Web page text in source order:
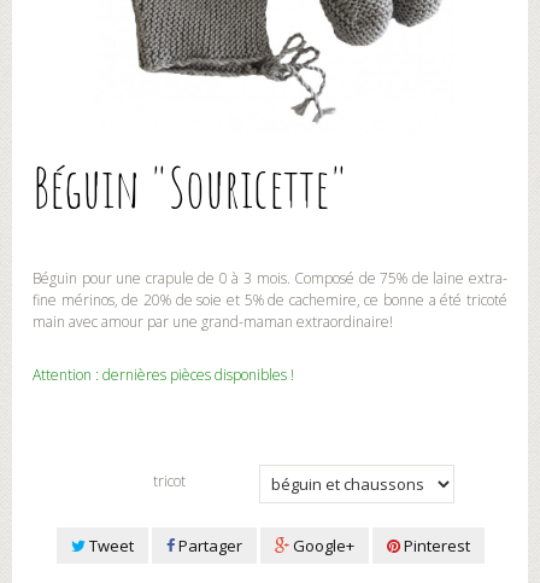
Béguin "Souricette"
Béguin pour une crapule de 0 à 3 mois. Composé de 75% de laine extra-
fine mérinos, de 20% de soie et 5% de cachemire, ce bonne a été tricoté
main avec amour par une grand-maman extraordinaire!
Attention : dernières pièces disponibles !
tricot
Tweet Partager Google+ Pinterest